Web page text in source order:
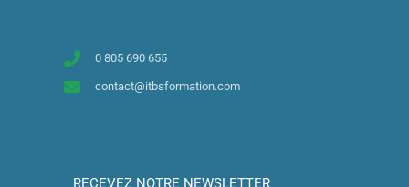
0 805 690 655
contact@itbsformation.com
RECEVEZ NOTRE NEWSLETTER